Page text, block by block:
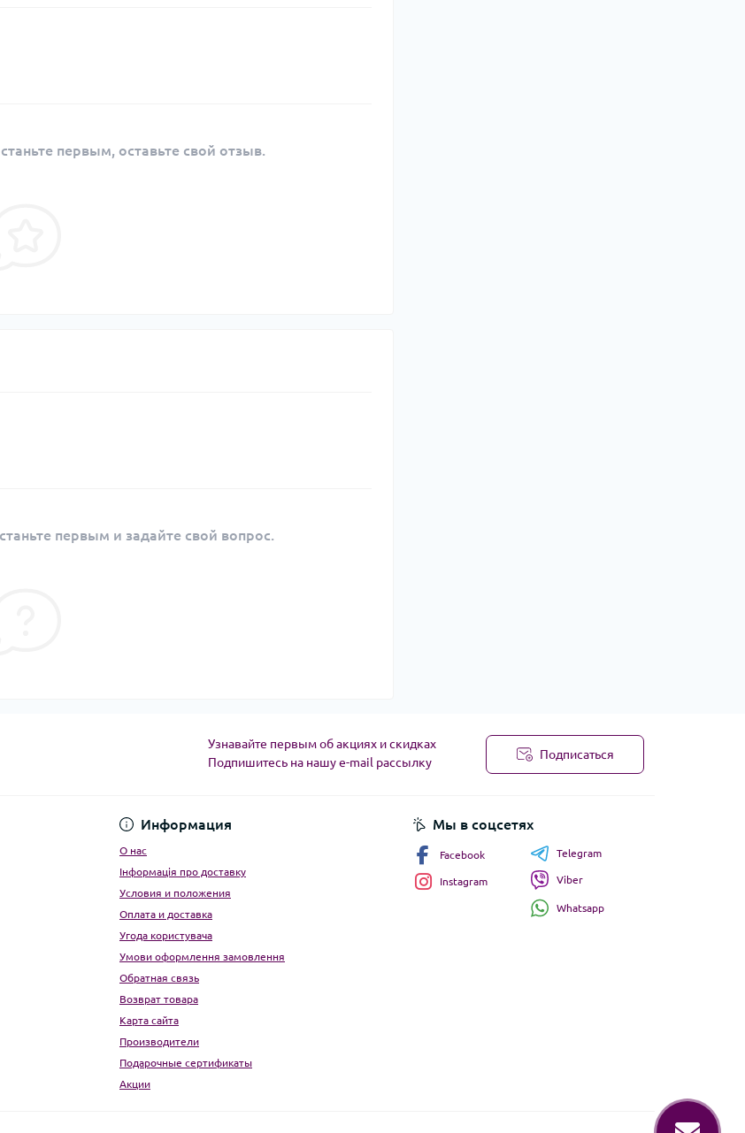
первым, оставьте свой отзыв.
первым и задайте свой вопрос.
Узнавайте первым об акциях и скидках
Подпишитесь на нашу e-mail рассылку
Подписаться
Информация
О нас
Інформація про доставку
Условия и положения
Оплата и доставка
Угода користувача
Умови оформлення замовлення
Обратная связь
Возврат товара
Карта сайта
Производители
Подарочные сертификаты
Акции
Мы в соцсетях
Facebook
Instagram
Telegram
Viber
Whatsapp